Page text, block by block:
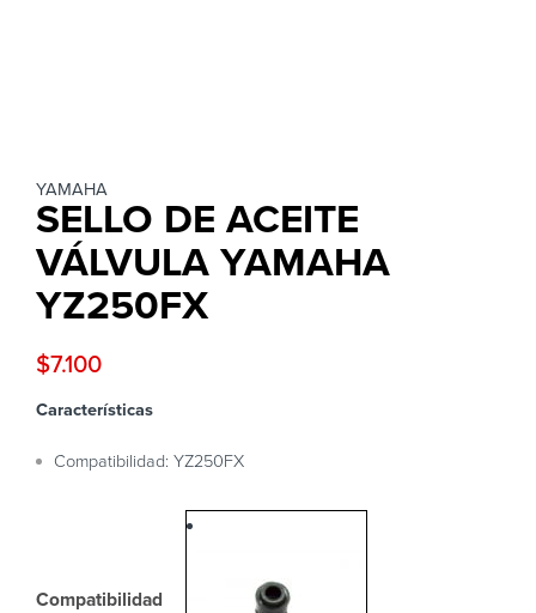
YAMAHA
SELLO DE ACEITE
VÁLVULA YAMAHA
YZ250FX
$7.100
Características
Compatibilidad: YZ250FX
Compatibilidad